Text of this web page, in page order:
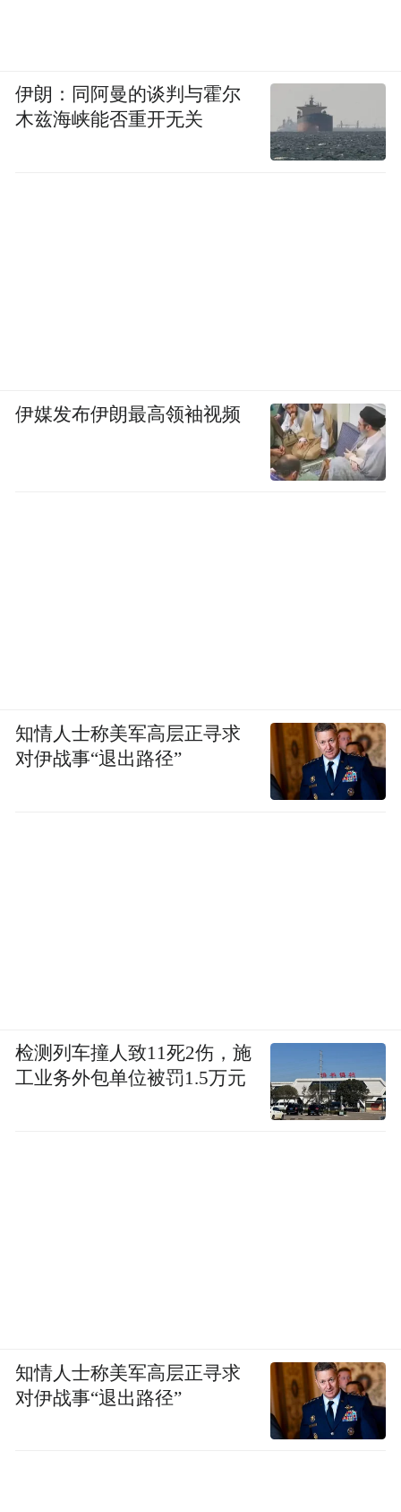
伊朗：同阿曼的谈判与霍尔
木兹海峡能否重开无关
伊媒发布伊朗最高领袖视频
知情人士称美军高层正寻求
对伊战事“退出路径”
检测列车撞人致11死2伤，施
工业务外包单位被罚1.5万元
知情人士称美军高层正寻求
对伊战事“退出路径”